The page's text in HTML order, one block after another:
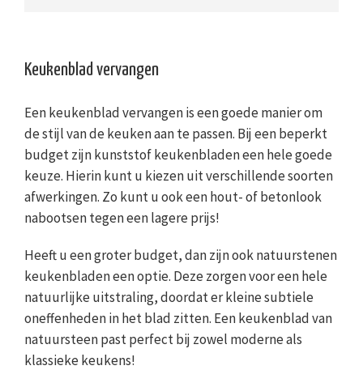
Keukenblad vervangen
Een keukenblad vervangen is een goede manier om
de stijl van de keuken aan te passen. Bij een beperkt
budget zijn kunststof keukenbladen een hele goede
keuze. Hierin kunt u kiezen uit verschillende soorten
afwerkingen. Zo kunt u ook een hout- of betonlook
nabootsen tegen een lagere prijs!
Heeft u een groter budget, dan zijn ook natuurstenen
keukenbladen een optie. Deze zorgen voor een hele
natuurlijke uitstraling, doordat er kleine subtiele
oneffenheden in het blad zitten. Een keukenblad van
natuursteen past perfect bij zowel moderne als
klassieke keukens!